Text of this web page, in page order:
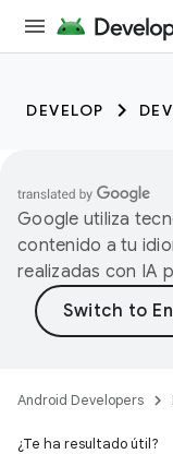
DEVELOP
Google utiliza
contenido a tu
realizadas con IA
Android Developers
¿Te ha resultado útil?